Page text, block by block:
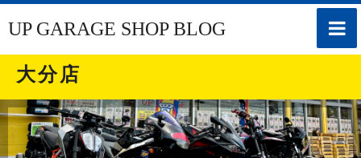
toggle
UP GARAGE SHOP BLOG
大分店